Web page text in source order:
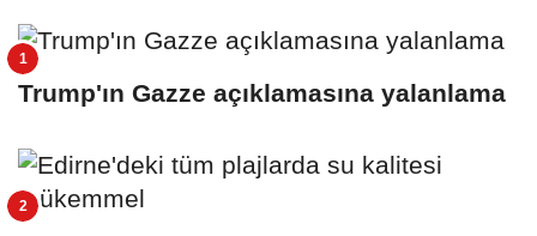
Trump'ın Gazze açıklamasına yalanlama